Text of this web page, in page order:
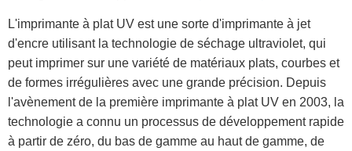
L'imprimante à plat UV est une sorte d'imprimante à jet
d'encre utilisant la technologie de séchage ultraviolet, qui
peut imprimer sur une variété de matériaux plats, courbes et
de formes irrégulières avec une grande précision. Depuis
l'avènement de la première imprimante à plat UV en 2003, la
technologie a connu un processus de développement rapide
à partir de zéro, du bas de gamme au haut de gamme, de